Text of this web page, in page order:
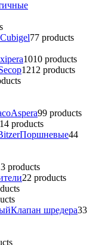
Cubigel77 products
1010 products
1212 products
Аspera99 products
14 products
Поршневые44
products
22 products
Клапан шредера33